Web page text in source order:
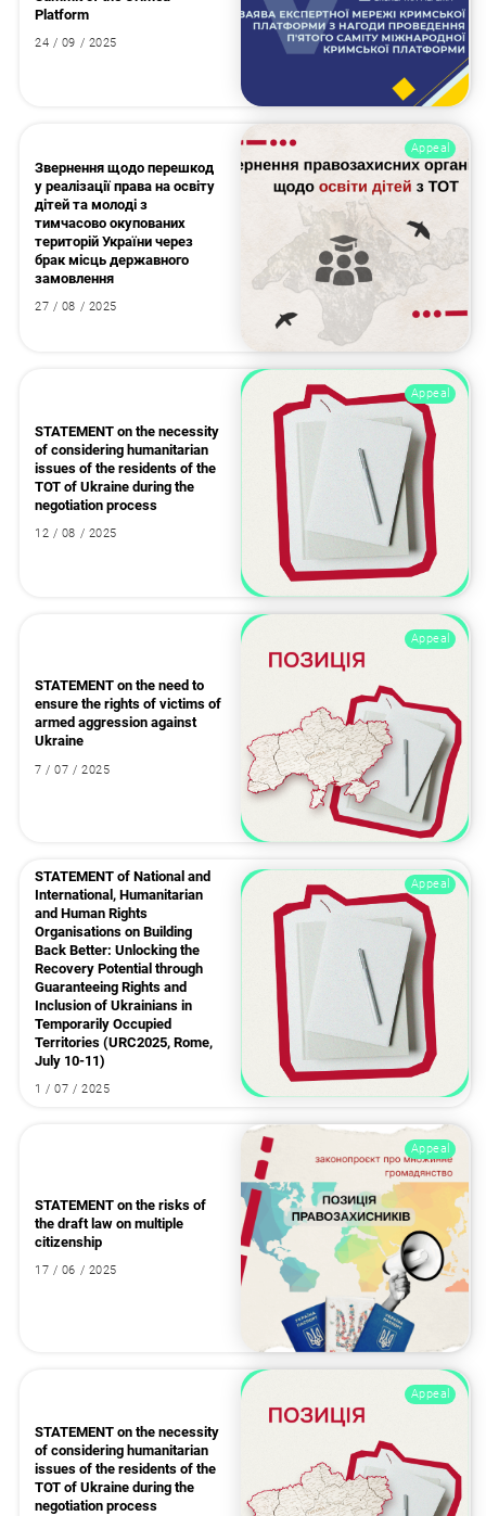
Search for:
Platform
24 / 09 / 2025
Appeal
Звернення щодо перешкод
у реалізації права на освіту
дітей та молоді з
тимчасово окупованих
територій України через
брак місць державного
замовлення
27 / 08 / 2025
Appeal
STATEMENT on the necessity
of considering humanitarian
issues of the residents of the
TOT of Ukraine during the
negotiation process
12 / 08 / 2025
Appeal
STATEMENT on the need to
ensure the rights of victims of
armed aggression against
Ukraine
7 / 07 / 2025
Appeal
STATEMENT of National and
International, Humanitarian
and Human Rights
Organisations on Building
Back Better: Unlocking the
Recovery Potential through
Guaranteeing Rights and
Inclusion of Ukrainians in
Temporarily Occupied
Territories (URC2025, Rome,
July 10-11)
1 / 07 / 2025
Appeal
STATEMENT on the risks of
the draft law on multiple
citizenship
17 / 06 / 2025
Appeal
STATEMENT on the necessity
of considering humanitarian
issues of the residents of the
TOT of Ukraine during the
negotiation process